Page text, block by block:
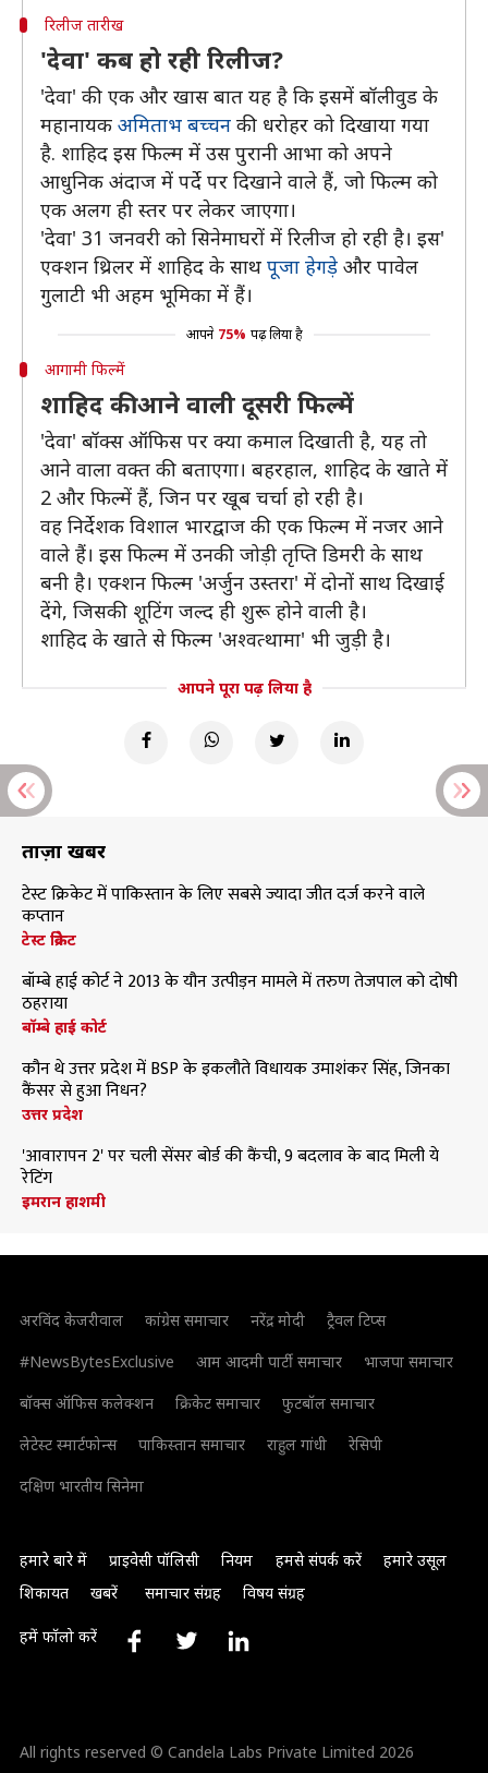
रिलीज तारीख
'देवा' कब हो रही रिलीज?
'देवा' की एक और खास बात यह है कि इसमें बॉलीवुड के
महानायक अमिताभ बच्चन की धरोहर को दिखाया गया
है. शाहिद इस फिल्म में उस पुरानी आभा को अपने
आधुनिक अंदाज में पर्दे पर दिखाने वाले हैं, जो फिल्म को
एक अलग ही स्तर पर लेकर जाएगा।
'देवा' 31 जनवरी को सिनेमाघरों में रिलीज हो रही है। इस'
एक्शन थ्रिलर में शाहिद के साथ पूजा हेगड़े और पावेल
गुलाटी भी अहम भूमिका में हैं।
आपने 75% पढ़ लिया है
आगामी फिल्में
शाहिद की आने वाली दूसरी फिल्में
'देवा' बॉक्स ऑफिस पर क्या कमाल दिखाती है, यह तो
आने वाला वक्त की बताएगा। बहरहाल, शाहिद के खाते में
2 और फिल्में हैं, जिन पर खूब चर्चा हो रही है।
वह निर्देशक विशाल भारद्वाज की एक फिल्म में नजर आने
वाले हैं। इस फिल्म में उनकी जोड़ी तृप्ति डिमरी के साथ
बनी है। एक्शन फिल्म 'अर्जुन उस्तरा' में दोनों साथ दिखाई
देंगे, जिसकी शूटिंग जल्द ही शुरू होने वाली है।
शाहिद के खाते से फिल्म 'अश्वत्थामा' भी जुड़ी है।
आपने पूरा पढ़ लिया है
ताज़ा खबरें
टेस्ट क्रिकेट में पाकिस्तान के लिए सबसे ज्यादा जीत दर्ज करने वाले
कप्तान
टेस्ट क्रिकेट
बॉम्बे हाई कोर्ट ने 2013 के यौन उत्पीड़न मामले में तरुण तेजपाल को दोषी
ठहराया
बॉम्बे हाई कोर्ट
कौन थे उत्तर प्रदेश में BSP के इकलौते विधायक उमाशंकर सिंह, जिनका
कैंसर से हुआ निधन?
उत्तर प्रदेश
'आवारापन 2' पर चली सेंसर बोर्ड की कैंची, 9 बदलाव के बाद मिली ये
रेटिंग
इमरान हाशमी
अरविंद केजरीवाल कांग्रेस समाचार नरेंद्र मोदी
ट्रैवल टिप्स
#NewsBytesExclusive
आम आदमी पार्टी समाचार
भाजपा समाचार
बॉक्स ऑफिस कलेक्शन
क्रिकेट समाचार
फुटबॉल समाचार
लेटेस्ट स्मार्टफोन्स
पाकिस्तान समाचार राहुल गांधी
रेसिपी
दक्षिण भारतीय सिनेमा
हमारे बारे में प्राइवेसी पॉलिसी नियम हमसे संपर्क करें
हमारे उसूल
शिकायत
खबरें समाचार संग्रह विषय संग्रह
हमें फॉलो करें
All rights reserved © Candela Labs Private Limited 2026